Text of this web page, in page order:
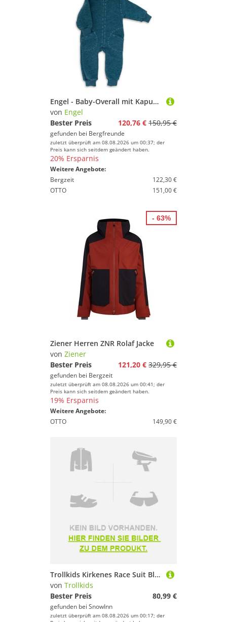
Engel - Baby-Overall mit Kapuze und Reißverschluss - Overall Gr 74/80 blau
von Engel
Bester Preis
120,76 € 150,95 €
gefunden bei Bergfreunde
zuletzt überprüft am 08.08.2026 um 00:37; der
Preis kann sich seitdem geändert haben.
20% Ersparnis
Weitere Angebote:
Bergzeit
122,30 €
OTTO
151,00 €
Ziener Herren ZNR Rolaf Jacke
von Ziener
Bester Preis
121,20 € 329,95 €
gefunden bei Bergzeit
zuletzt überprüft am 08.08.2026 um 00:41; der
Preis kann sich seitdem geändert haben.
19% Ersparnis
Weitere Angebote:
OTTO
149,90 €
- 63%
Trollkids Kirkenes Race Suit Blau 104 cm Kinder
von Trollkids
Bester Preis
80,99 €
gefunden bei SnowInn
zuletzt überprüft am 08.08.2026 um 00:17; der